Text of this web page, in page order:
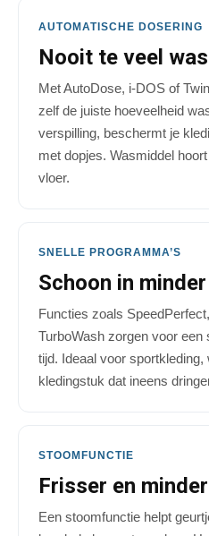
AUTOMATISCHE DOSERING
Nooit te veel
Met AutoDose, i-DOS of
zelf de juiste hoeveelheid
verspilling, beschermt je
met dopjes. Wasmiddel
vloer.
SNELLE PROGRAMMA’S
Schoon in
Functies zoals
TurboWash zorgen voor
tijd. Ideaal voor
kledingstuk dat ineens
STOOMFUNCTIE
Frisser en
Een stoomfunctie helpt